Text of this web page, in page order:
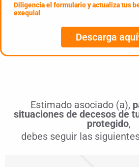
Diligencia el formulario y actualiza tus
exequial
Descarga aquí
Estimado asociado (a),
situaciones de decesos de
protegido,
debesseguir las